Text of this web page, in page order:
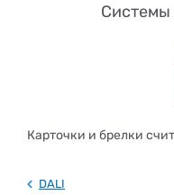
Системы
Карточки и брелки
DALI